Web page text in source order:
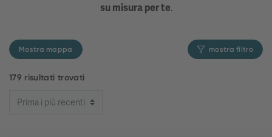
su misura per te.
Mostra mappa mostra filtro
179 risultati trovati